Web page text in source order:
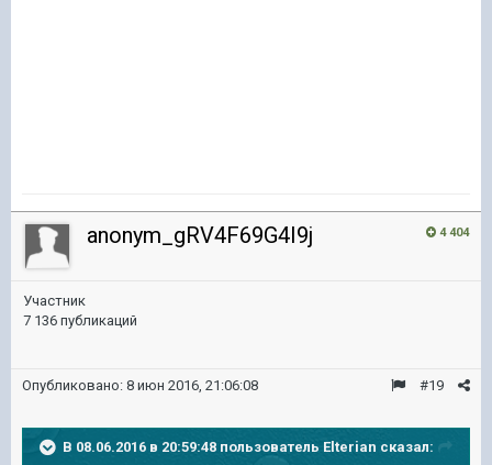
4 404
anonym_gRV4F69G4I9j
Участник
7 136 публикаций
#19
Опубликовано: 8 июн 2016, 21:06:08
В 08.06.2016 в 20:59:48 пользователь Elterian сказал: